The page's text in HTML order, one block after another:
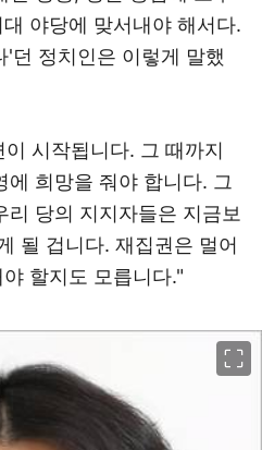
야당에 맞서내야 해서다.
던 정치인은 이렇게 말했
시작됩니다. 그 때까지
에 희망을 줘야 합니다. 그
리 당의 지지자들은 지금보
될 겁니다. 재집권은 멀어
할지도 모릅니다."